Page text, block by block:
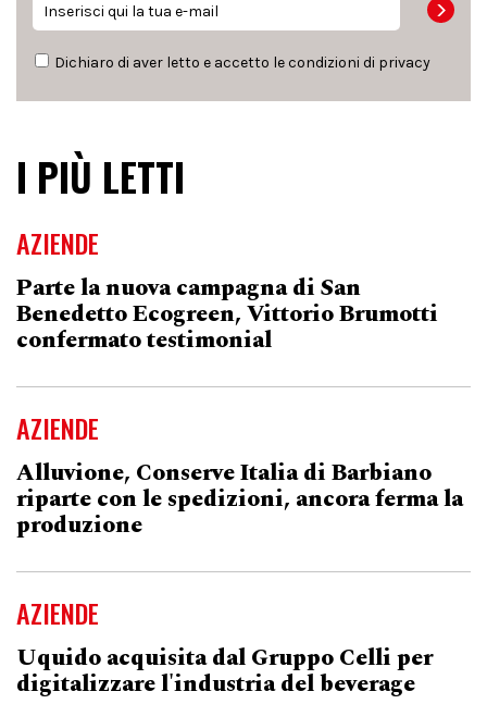
Dichiaro di aver letto e accetto le condizioni di privacy
I PIÙ LETTI
AZIENDE
Parte la nuova campagna di San
Benedetto Ecogreen, Vittorio Brumotti
confermato testimonial
AZIENDE
Alluvione, Conserve Italia di Barbiano
riparte con le spedizioni, ancora ferma la
produzione
AZIENDE
Uquido acquisita dal Gruppo Celli per
digitalizzare l'industria del beverage